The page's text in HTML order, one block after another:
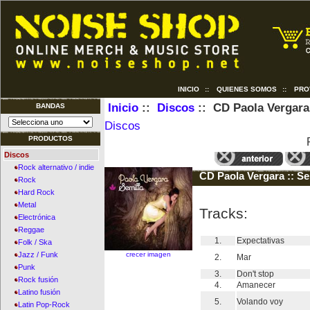
INICIO :: QUIENES SOMOS ::
BANDAS
PRODUCTOS
Discos
Rock alternativo / indie
Rock
Hard Rock
Metal
Electrónica
Reggae
Folk / Ska
Jazz / Funk
Punk
Rock fusión
Latino fusión
Latin Pop-Rock
Inicio:: Discos:: CD Paola
Discos
crecer imagen
CD Paola Vergara ::
Tracks:
1.
Expectativas
2.
Mar
3.
Don't stop
4.
Amanecer
5.
Volando voy